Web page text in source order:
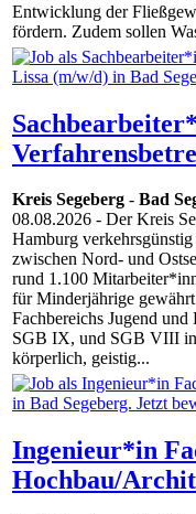
Entwicklung der
fördern. Zudem sollen
Kreis Segeberg - Bad
08.08.2026 - Der Kreis
Hamburg
zwischen Nord- und
rund 1.100
für Minderjährige
Fachbereichs Jugend
SGB IX, und SGB VIII in
körperlich, geistig...
Ingenieur*in
Hochbau/